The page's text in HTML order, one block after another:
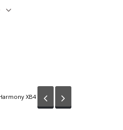
XB4 Anterior